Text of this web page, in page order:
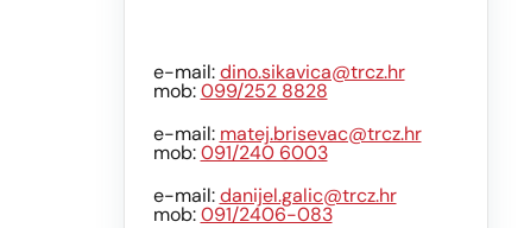
e-mail:dino.sikavica@trcz.hr
mob:099/252 8828
e-mail: matej.brisevac@trcz.hr
mob:091/240 6003
e-mail:danijel.galic@trcz.hr
mob:091/2406-083